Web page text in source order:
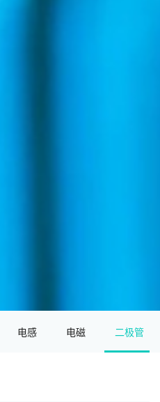
电感 电磁 二极管